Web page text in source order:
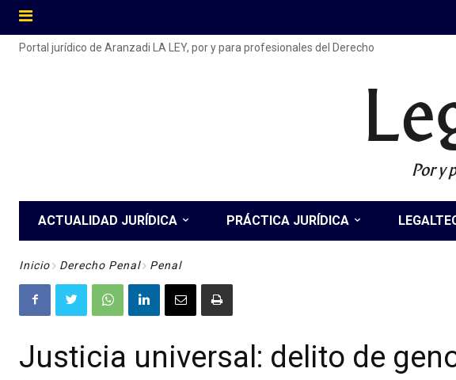
Portal jurídico de Aranzadi LA LEY, por y para profesionales del Derecho
Por y
ACTUALIDAD JURÍDICA PRÁCTICA JURÍDICA
Inicio Derecho Penal Penal
Justicia universal: delito de